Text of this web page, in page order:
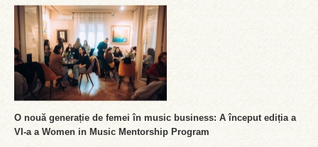
O nouă generație de femei în music business: A început ediția a
VI-a a Women in Music Mentorship Program